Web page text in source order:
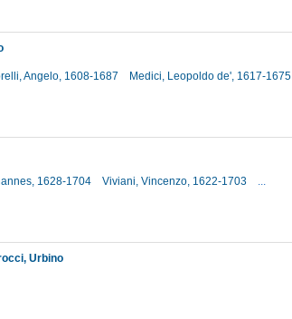
Angelo, 1608-1687 Medici, Leopoldo de', 1617-1675
1628-1704 Viviani, Vincenzo, 1622-1703
...
Urbino